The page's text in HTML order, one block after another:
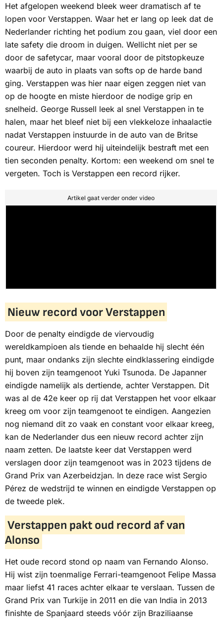
Het afgelopen weekend bleek weer dramatisch af te
lopen voor Verstappen. Waar het er lang op leek dat de
Nederlander richting het podium zou gaan, viel door een
late safety die droom in duigen. Wellicht niet per se
door de safetycar, maar vooral door de pitstopkeuze
waarbij de auto in plaats van softs op de harde band
ging. Verstappen was hier naar eigen zeggen niet van
op de hoogte en miste hierdoor de nodige grip en
snelheid. George Russell leek al snel Verstappen in te
halen, maar het bleef niet bij een vlekkeloze inhaalactie
nadat Verstappen instuurde in de auto van de Britse
coureur. Hierdoor werd hij uiteindelijk bestraft met een
tien seconden penalty. Kortom: een weekend om snel te
vergeten. Toch is Verstappen een record rijker.
Artikel gaat verder onder video
Nieuw record voor Verstappen
Door de penalty eindigde de viervoudig
wereldkampioen als tiende en behaalde hij slecht één
punt, maar ondanks zijn slechte eindklassering eindigde
hij boven zijn teamgenoot Yuki Tsunoda. De Japanner
eindigde namelijk als dertiende, achter Verstappen. Dit
was al de 42e keer op rij dat Verstappen het voor elkaar
kreeg om voor zijn teamgenoot te eindigen. Aangezien
nog niemand dit zo vaak en constant voor elkaar kreeg,
kan de Nederlander dus een nieuw record achter zijn
naam zetten. De laatste keer dat Verstappen werd
verslagen door zijn teamgenoot was in 2023 tijdens de
Grand Prix van Azerbeidzjan. In deze race wist Sergio
Pérez de wedstrijd te winnen en eindigde Verstappen op
de tweede plek.
Verstappen pakt oud record af van
Alonso
Het oude record stond op naam van Fernando Alonso.
Hij wist zijn toenmalige Ferrari-teamgenoot Felipe Massa
maar liefst 41 races achter elkaar te verslaan. Tussen de
Grand Prix van Turkije in 2011 en die van India in 2013
finishte de Spanjaard steeds vóór zijn Braziliaanse